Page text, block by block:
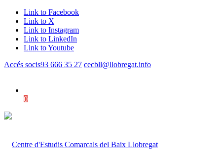
Link to Facebook
Link to X
Link to Instagram
Link to LinkedIn
Link to Youtube
Accés socis93 666 35 27 cecbll@llobregat.info
0